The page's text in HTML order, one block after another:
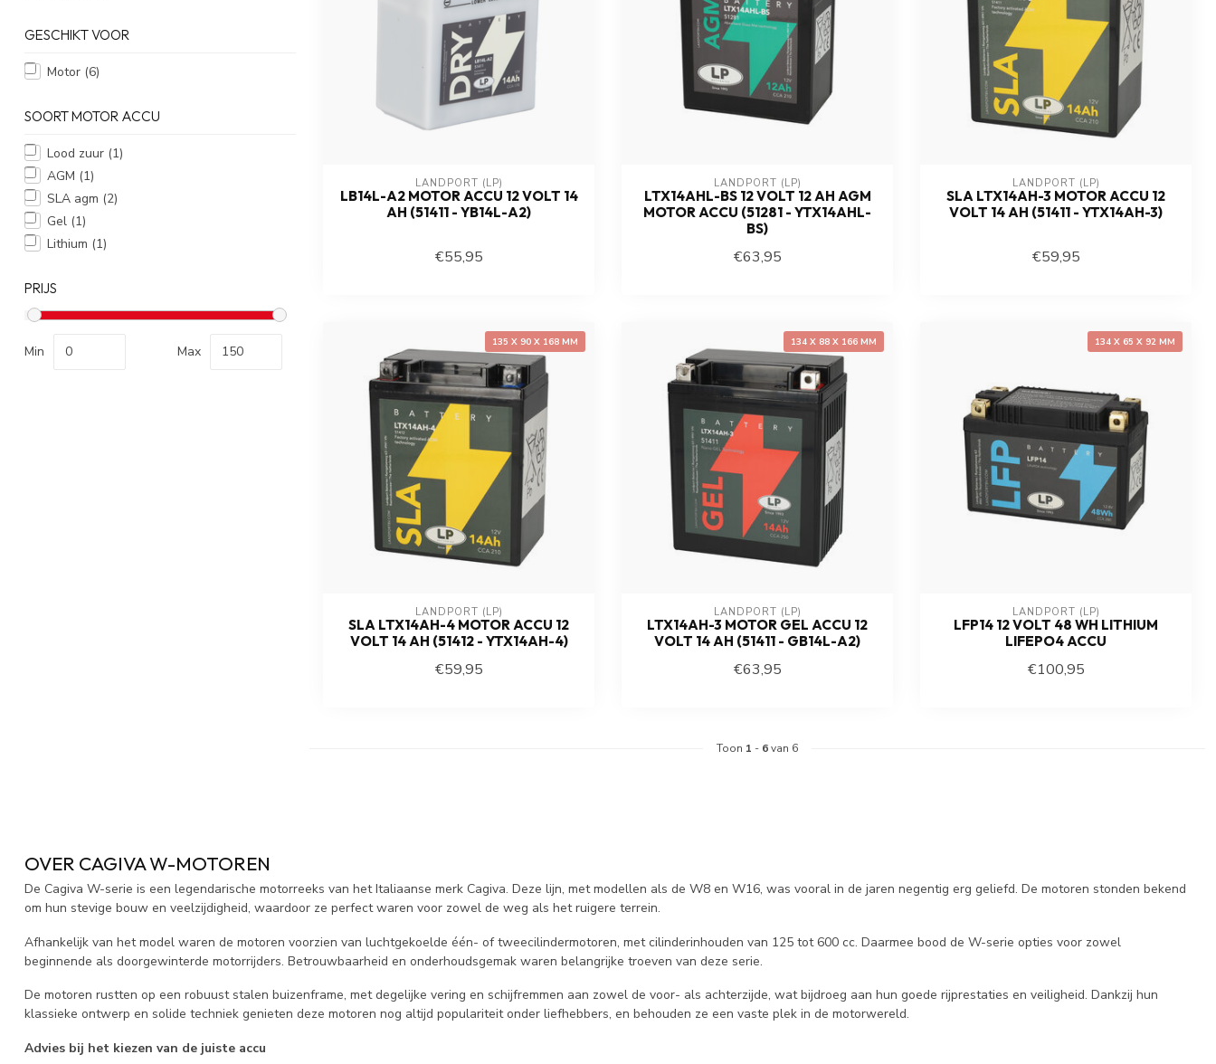
GESCHIKT VOOR
Motor (6)
SOORT MOTOR ACCU
Lood zuur (1)
AGM (1)
SLA agm (2)
Gel (1)
Lithium (1)
PRIJS
Min Max
LANDPORT (LP)
LB14L-A2 MOTOR ACCU 12 VOLT 14
AH (51411 - YB14L-A2)
€55,95
LANDPORT (LP)
LTX14AHL-BS 12 VOLT 12 AH AGM
MOTOR ACCU (51281 - YTX14AHL-
BS)
€63,95
LANDPORT (LP)
SLA LTX14AH-3 MOTOR ACCU 12
VOLT 14 AH (51411 - YTX14AH-3)
€59,95
135 X 90 X 168 MM
LANDPORT (LP)
SLA LTX14AH-4 MOTOR ACCU 12
VOLT 14 AH (51412 - YTX14AH-4)
€59,95
134 X 88 X 166 MM
LANDPORT (LP)
LTX14AH-3 MOTOR GEL ACCU 12
VOLT 14 AH (51411 - GB14L-A2)
€63,95
134 X 65 X 92 MM
LANDPORT (LP)
LFP14 12 VOLT 48 WH LITHIUM
LIFEPO4 ACCU
€100,95
Toon 1 - 6van 6
OVER CAGIVA W-MOTOREN
De Cagiva W-serie is een legendarische motorreeks van het Italiaanse merk Cagiva. Deze lijn, met modellen als de W8 en W16, was vooral in de jaren negentig erg geliefd. De motoren stonden bekend
om hun stevige bouw en veelzijdigheid, waardoor ze perfect waren voor zowel de weg als het ruigere terrein.
Afhankelijk van het model waren de motoren voorzien van luchtgekoelde één- of tweecilindermotoren, met cilinderinhouden van 125 tot 600 cc. Daarmee bood de W-serie opties voor zowel
beginnende als doorgewinterde motorrijders. Betrouwbaarheid en onderhoudsgemak waren belangrijke troeven van deze serie.
De motoren rustten op een robuust stalen buizenframe, met degelijke vering en schijfremmen aan zowel de voor- als achterzijde, wat bijdroeg aan hun goede rijprestaties en veiligheid. Dankzij hun
klassieke ontwerp en solide techniek genieten deze motoren nog altijd populariteit onder liefhebbers, en behouden ze een vaste plek in de motorwereld.
Advies bij het kiezen van de juiste accu